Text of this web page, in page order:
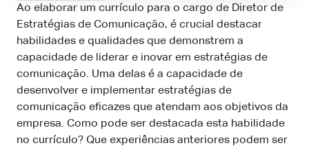
Ao elaborar um currículo para o cargo de Diretor de
Estratégias de Comunicação, é crucial destacar
habilidades e qualidades que demonstrem a
capacidade de liderar e inovar em estratégias de
comunicação. Uma delas é a capacidade de
desenvolver e implementar estratégias de
comunicação eficazes que atendam aos objetivos da
empresa. Como pode ser destacada esta habilidade
no currículo? Que experiências anteriores podem ser